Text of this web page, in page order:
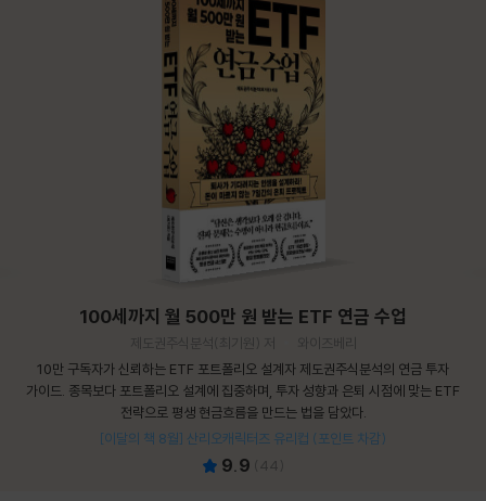
100세까지 월 500만 원 받는 ETF 연금 수업
제도권주식분석(최기원) 저
와이즈베리
10만 구독자가 신뢰하는 ETF 포트폴리오 설계자 제도권주식분석의 연금 투자
가이드. 종목보다 포트폴리오 설계에 집중하며, 투자 성향과 은퇴 시점에 맞는 ETF
전략으로 평생 현금흐름을 만드는 법을 담았다.
[이달의 책 8월] 산리오캐릭터즈 유리컵 (포인트 차감)
9.9 44